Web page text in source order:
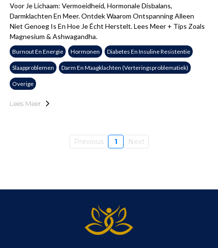
Voor Je Lichaam: Vermoeidheid, Hormonale Disbalans,
Darmklachten En Meer. Ontdek Waarom Ontspanning Alleen
Niet Genoeg Is En Hoe Je Écht Herstelt. Lees Meer + Tips Zoals
Magnesium & Ashwagandha.
Burnout En Energie Hormonen Diabetes En Insuline Resistentie
Slaapproblemen Darm En Maagklachten (verteringsproblematiek)
Overige
Lees Meer
Previous 1 Next